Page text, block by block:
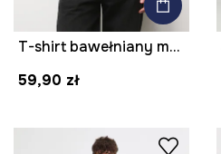
T-shirt bawełniany męski z domieszką elastanu gładki kolor granatowy
59,90 zł